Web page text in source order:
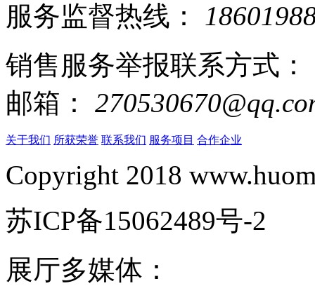
服务监督热线：
销售服务举报联系方式：
邮箱：
关于我们 所获荣誉 联系我们 服务项目 合作企业
Copyright 2018
苏ICP备15062489号-2
展厅多媒体：